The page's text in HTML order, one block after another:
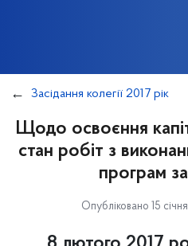
Засідання колегії 2017 рік
Щодо освоєння
стан робіт з
програм
Опубліковано 15